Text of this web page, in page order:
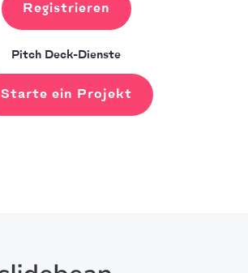
Registrieren
Pitch Deck-Dienste
Starte ein Projekt